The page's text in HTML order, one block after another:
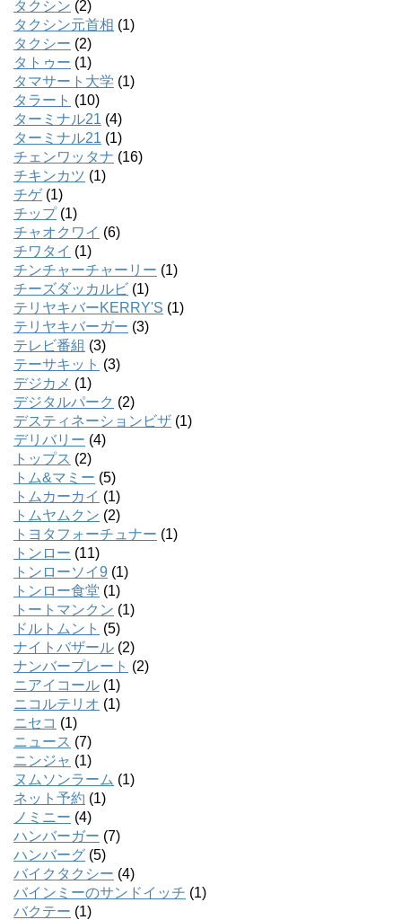
タクシン (2)
タクシン元首相 (1)
タクシー (2)
タトゥー (1)
タマサート大学 (1)
タラート (10)
ターミナル21 (4)
ターミナル21 (1)
チェンワッタナ (16)
チキンカツ (1)
チゲ(1)
チップ(1)
チャオクワイ (6)
チワタイ (1)
チンチャーチャーリー (1)
チーズダッカルビ (1)
テリヤキバーKERRY'S (1)
テリヤキバーガー (3)
テレビ番組 (3)
テーサキット (3)
デジカメ (1)
デジタルパーク (2)
デスティネーションビザ (1)
デリバリー (4)
トップス (2)
トム&マミー (5)
トムカーカイ (1)
トムヤムクン (2)
トヨタフォーチュナー (1)
トンロー (11)
トンローソイ9 (1)
トンロー食堂 (1)
トートマンクン (1)
ドルトムント (5)
ナイトバザール (2)
ナンバープレート (2)
ニアイコール (1)
ニコルテリオ (1)
ニセコ (1)
ニュース (7)
ニンジャ (1)
ヌムソンラーム (1)
ネット予約 (1)
ノミニー (4)
ハンバーガー (7)
ハンバーグ (5)
バイクタクシー (4)
バインミーのサンドイッチ (1)
バクテー (1)